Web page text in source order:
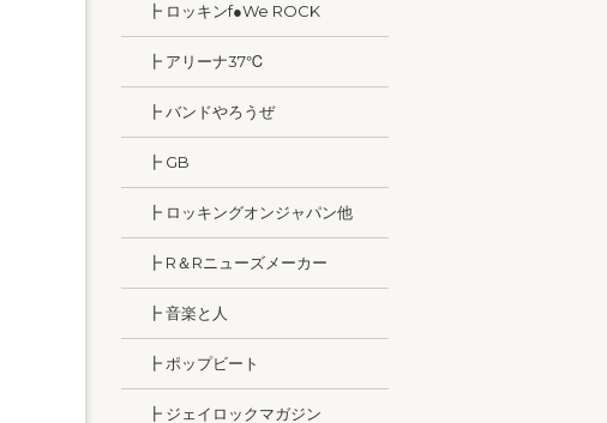
┣ ロッキンf●We ROCK
┣ アリーナ37℃
┣ バンドやろうぜ
┣ GB
┣ ロッキングオンジャパン他
┣ R＆Rニューズメーカー
┣ 音楽と人
┣ ポップビート
┣ ジェイロックマガジン